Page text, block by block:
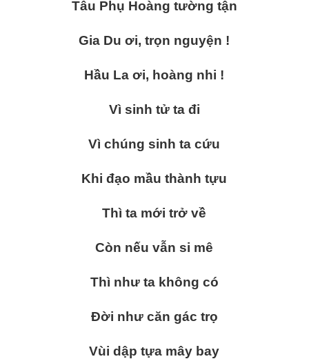
Tâu Phụ Hoàng tường tận
Gia Du ơi, trọn nguyện !
Hầu La ơi, hoàng nhi !
Vì sinh tử ta đi
Vì chúng sinh ta cứu
Khi đạo mầu thành tựu
Thì ta mới trở về
Còn nếu vẫn si mê
Thì như ta không có
Đời như căn gác trọ
Vùi dập tựa mây bay